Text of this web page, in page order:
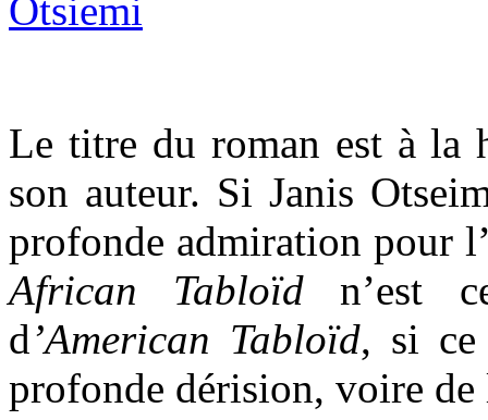
Le titre du roman est à la
son auteur. Si Janis
profonde admiration pour
African Tabloïd n’est
d’American Tabloïd, si ce
profonde dérision, voire de